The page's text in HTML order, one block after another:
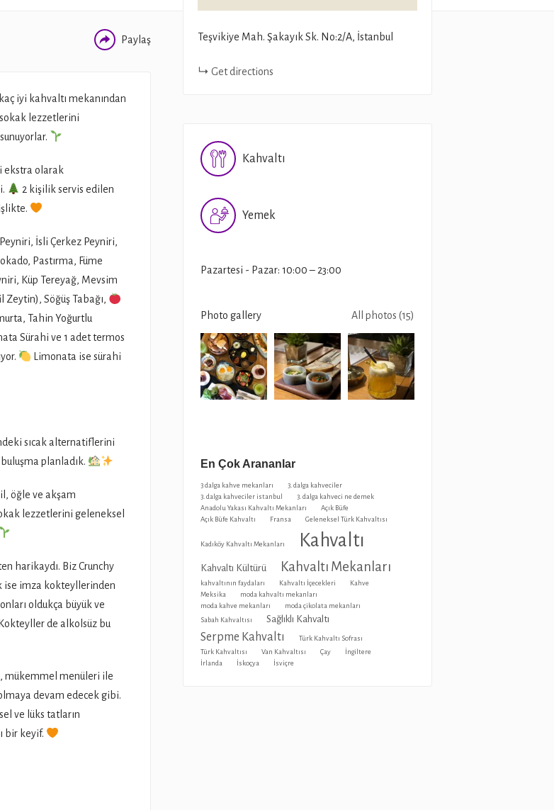
Paylaş
iyi kahvaltı mekanından
lezzetlerini
ekstra olarak
2 kişilik servis edilen
İsli Çerkez Peyniri,
Pastırma, Füme
Küp Tereyağ, Mevsim
Zeytin), Söğüş Tabağı,
Tahin Yoğurtlu
Sürahi ve 1 adet termos
Limonata ise sürahi
sıcak alternatiflerini
planladık.
öğle ve akşam
lezzetlerini geleneksel
harikaydı. Biz Crunchy
ise imza kokteyllerinden
oldukça büyük ve
Kokteyller de alkolsüz bu
mükemmel menüleri ile
devam edecek gibi.
ve lüks tatların
bir keyif.
Teşvikiye Mah. Şakayık Sk. No:2/A, İstanbul
Get directions
Kahvaltı
Yemek
Pazartesi - Pazar: 10:00 – 23:00
Photo gallery All photos (15)
En Çok Arananlar
3 dalga kahve mekanları
3. dalga kahveciler
3. dalga kahveciler istanbul
3. dalga kahveci ne demek
Anadolu Yakası Kahvaltı Mekanları
Açık Büfe
Açık Büfe Kahvaltı
Fransa Geleneksel Türk Kahvaltısı
Kadıköy Kahvaltı Mekanları Kahvaltı
Kahvaltı Kültürü Kahvaltı Mekanları
kahvaltının faydaları Kahvaltı İçecekleri
Kahve
Meksika
moda kahvaltı mekanları
moda kahve mekanları
moda çikolata mekanları
Sabah Kahvaltısı
Sağlıklı Kahvaltı
Serpme Kahvaltı
Türk Kahvaltı Sofrası
Türk Kahvaltısı
Van Kahvaltısı Çay
İngiltere
İrlanda
İskoçya İsviçre